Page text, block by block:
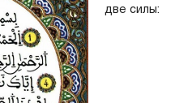
две силы: